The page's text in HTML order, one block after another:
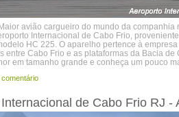
avião cargueiro do mundo da companhia
Internacional de Cabo Frio,
HC 225. O aparelho pertence à
entre Cabo Frio e as plataformas da Bacia de
em tamanho grande e conheça um pouco
comentário
de Cabo Frio RJ -